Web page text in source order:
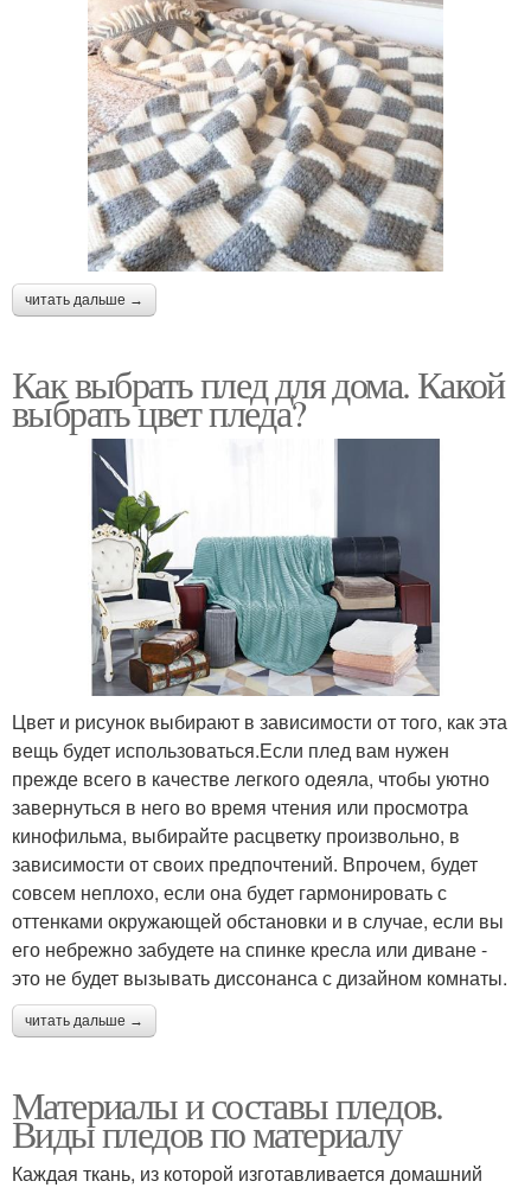
читать дальше →
Как выбрать плед для дома. Какой
выбрать цвет пледа?
Цвет и рисунок выбирают в зависимости от того, как эта
вещь будет использоваться.Если плед вам нужен
прежде всего в качестве легкого одеяла, чтобы уютно
завернуться в него во время чтения или просмотра
кинофильма, выбирайте расцветку произвольно, в
зависимости от своих предпочтений. Впрочем, будет
совсем неплохо, если она будет гармонировать с
оттенками окружающей обстановки и в случае, если вы
его небрежно забудете на спинке кресла или диване -
это не будет вызывать диссонанса с дизайном комнаты.
читать дальше →
Материалы и составы пледов.
Виды пледов по материалу
Каждая ткань, из которой изготавливается домашний